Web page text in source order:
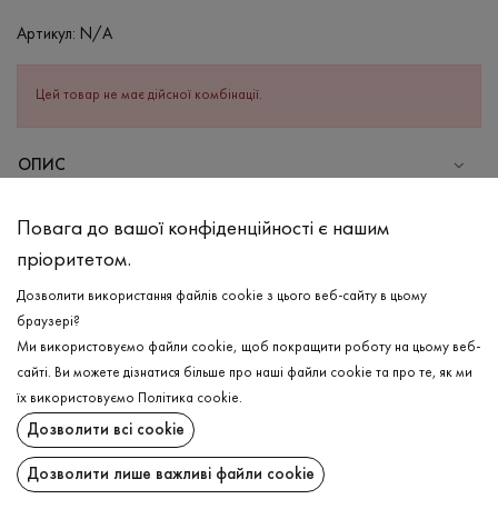
Артикул: N/A
Цей товар не має дійсної комбінації.
ОПИС
Бавовна - 95%, Еластан - 5%
Прання в холодній воді (до 30 ° C)
Відбілювання заборонено
Прасувати при середній температурі
Щадний віджим і сушка
Щадна хімчистка
ДОСТАВКА
ПОВЕРНЕННЯ
Повага до вашої конфіденційності є нашим
пріоритетом.
Дозволити використання файлів cookie з цього веб-сайту в цьому
браузері?
Ми використовуємо файли cookie, щоб покращити роботу на цьому веб-
сайті. Ви можете дізнатися більше про наші файли cookie та про те, як ми
їх використовуємо
Політика cookie.
Дозволити всі cookie
Дозволити лише важливі файли cookie